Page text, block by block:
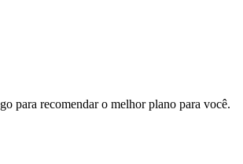
para recomendar o melhor plano para você.